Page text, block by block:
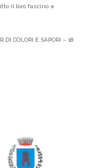
il loro fascino e
DI COLORI E SAPORI – 18